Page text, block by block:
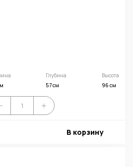
Глубина
57 см
Высота
96 см
В корзину